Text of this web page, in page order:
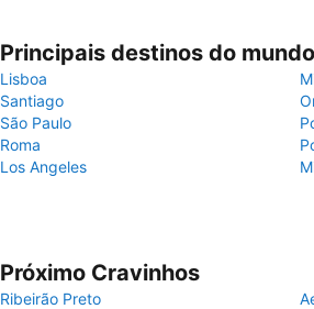
Principais destinos do mundo
Lisboa
Santiago
São Paulo
Roma
Los Angeles
Próximo Cravinhos
Ribeirão Preto